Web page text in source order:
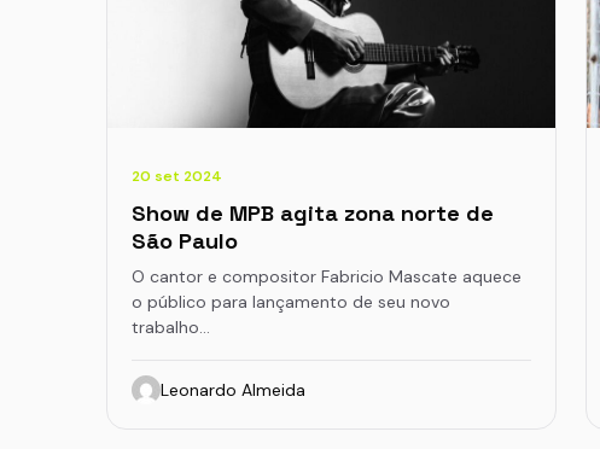
20 set 2024
Show de MPB agita zona norte de
São Paulo
O cantor e compositor Fabricio Mascate aquece
o público para lançamento de seu novo
trabalho…
Leonardo Almeida